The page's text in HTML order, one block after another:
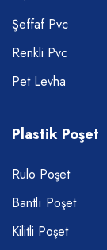
Şeffaf Pvc
Renkli Pvc
Pet Levha
Plastik Poşet
Rulo Poşet
Bantlı Poşet
Kilitli Poşet